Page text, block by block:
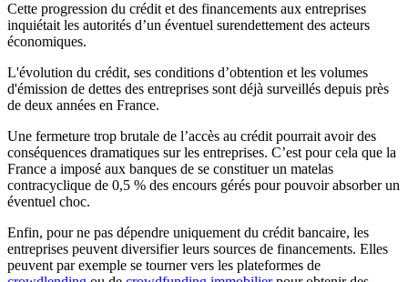
Cette progression du crédit et des financements aux entreprises
inquiétait les autorités d’un éventuel surendettement des acteurs
économiques.
L'évolution du crédit, ses conditions d’obtention et les volumes
d'émission de dettes des entreprises sont déjà surveillés depuis près
de deux années en France.
Une fermeture trop brutale de l’accès au crédit pourrait avoir des
conséquences dramatiques sur les entreprises. C’est pour cela que la
France a imposé aux banques de se constituer un matelas
contracyclique de 0,5 % des encours gérés pour pouvoir absorber un
éventuel choc.
Enfin, pour ne pas dépendre uniquement du crédit bancaire, les
entreprises peuvent diversifier leurs sources de financements. Elles
peuvent par exemple se tourner vers les plateformes de